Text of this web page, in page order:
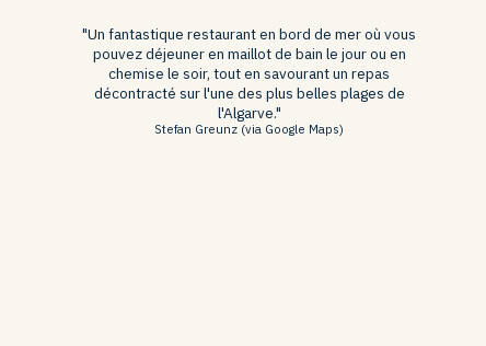
"Un fantastique restaurant en bord de mer où vous
pouvez déjeuner en maillot de bain le jour ou en
chemise le soir, tout en savourant un repas
décontracté sur l'une des plus belles plages de
l'Algarve."
Stefan Greunz (via Google Maps)